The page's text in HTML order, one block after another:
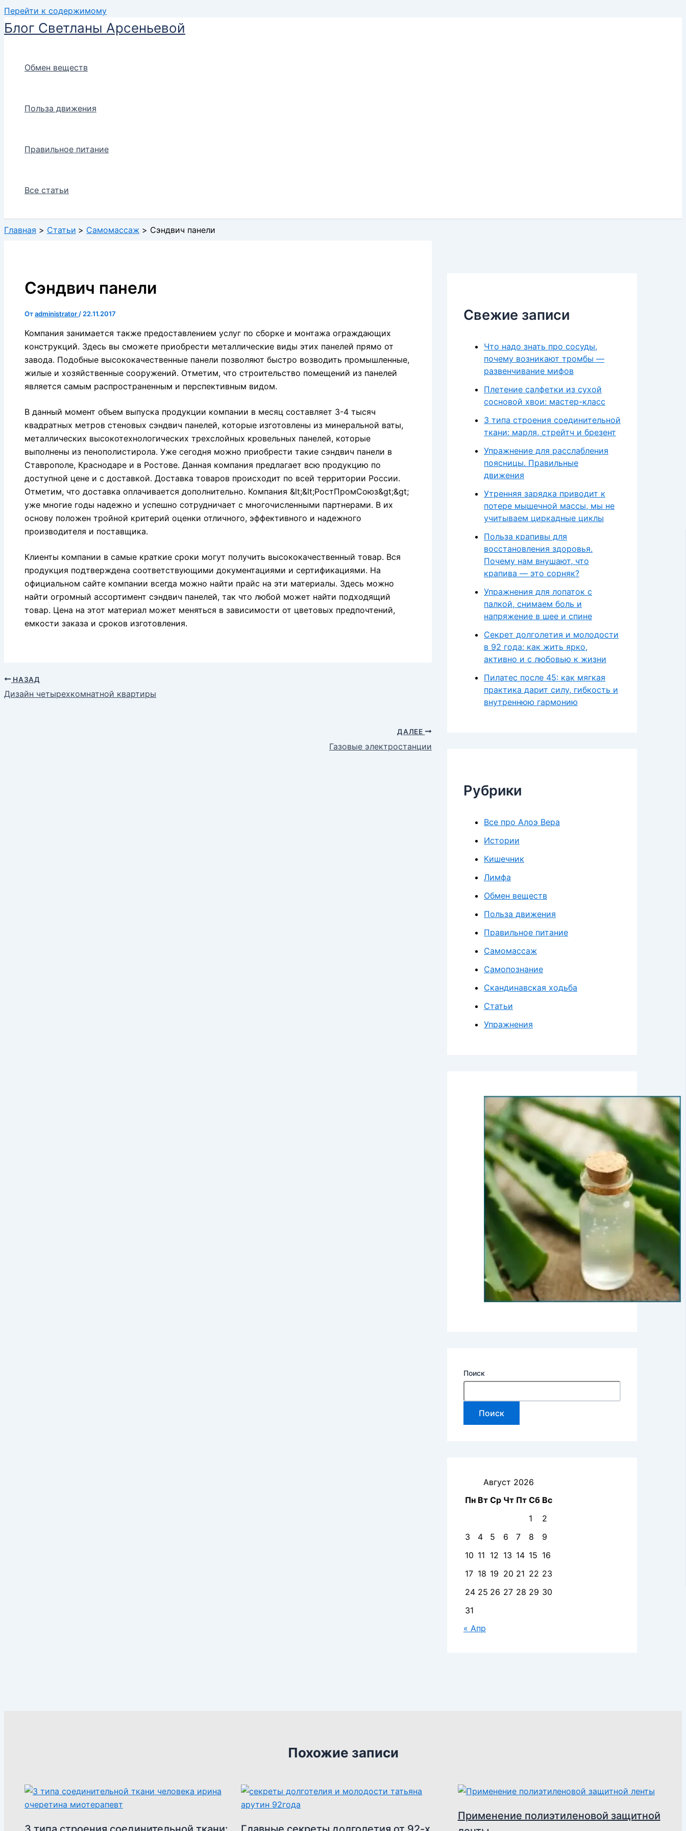
Перейти к содержимому
Блог Светланы Арсеньевой
Обмен веществ
Польза движения
Правильное питание
Все статьи
Главная Статьи Самомассаж Сэндвич панели
Сэндвич панели
Отadministrator / 22.11.2017
Компания занимается также предоставлением услуг по сборке и монтажа ограждающих
конструкций. Здесь вы сможете приобрести металлические виды этих панелей прямо от
завода. Подобные высококачественные панели позволяют быстро возводить промышленные,
жилые и хозяйственные сооружений. Отметим, что строительство помещений из панелей
является самым распространенным и перспективным видом.
В данный момент объем выпуска продукции компании в месяц составляет 3-4 тысяч
квадратных метров стеновых сэндвич панелей, которые изготовлены из минеральной ваты,
металлических высокотехнологических трехслойных кровельных панелей, которые
выполнены из пенополистирола. Уже сегодня можно приобрести такие сэндвич панели в
Ставрополе, Краснодаре и в Ростове. Данная компания предлагает всю продукцию по
доступной цене и с доставкой. Доставка товаров происходит по всей территории России.
Отметим, что доставка оплачивается дополнительно. Компания &lt;&lt;РостПромСоюз&gt;&gt;
уже многие годы надежно и успешно сотрудничает с многочисленными партнерами. В их
основу положен тройной критерий оценки отличного, эффективного и надежного
производителя и поставщика.
Клиенты компании в самые краткие сроки могут получить высококачественный товар. Вся
продукция подтверждена соответствующими документациями и сертификациями. На
официальном сайте компании всегда можно найти прайс на эти материалы. Здесь можно
найти огромный ассортимент сэндвич панелей, так что любой может найти подходящий
товар. Цена на этот материал может меняться в зависимости от цветовых предпочтений,
емкости заказа и сроков изготовления.
НАЗАД
Дизайн четырехкомнатной квартиры
ДАЛЕЕ
Газовые электростанции
Свежие записи
Что надо знать про сосуды,
почему возникают тромбы —
развенчивание мифов
Плетение салфетки из сухой
сосновой хвои: мастер-класс
3 типа строения соединительной
ткани: марля, стрейтч и брезент
Упражнение для расслабления
поясницы. Правильные
движения
Утренняя зарядка приводит к
потере мышечной массы, мы не
учитываем циркадные циклы
Польза крапивы для
восстановления здоровья.
Почему нам внушают, что
крапива — это сорняк?
Упражнения для лопаток с
палкой, снимаем боль и
напряжение в шее и спине
Секрет долголетия и молодости
в 92 года: как жить ярко,
активно и с любовью к жизни
Пилатес после 45: как мягкая
практика дарит силу, гибкость и
внутреннюю гармонию
Рубрики
Все про Алоэ Вера
Истории
Кишечник
Лимфа
Обмен веществ
Польза движения
Правильное питание
Самомассаж
Самопознание
Скандинавская ходьба
Статьи
Упражнения
Поиск
Поиск
Август 2026
Пн Вт Ср Чт Пт Сб Вс
1
2
3
4 5 6 7 8
9
10 11 12 13 14 15 16
17 18 19 20 21 22 23
24 25 26 27 28 29 30
31
« Апр
Похожие записи
Применение полиэтиленовой защитной